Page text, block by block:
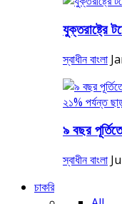
যুক্তরাষ্ট্রে
স্বাধীন বাংলা
৯ বছর
স্বাধীন বাংলা
চাকরি